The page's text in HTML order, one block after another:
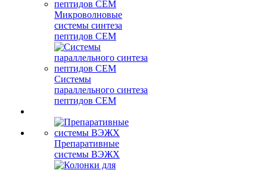
Микроволновые
системы синтеза
пептидов CEM
Системы
параллельного синтеза
пептидов CEM
Препаративные
системы ВЭЖХ